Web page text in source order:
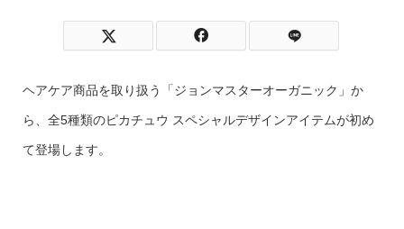
ヘアケア商品を取り扱う「ジョンマスターオーガニック」か
ら、全5種類のピカチュウ スペシャルデザインアイテムが初め
て登場します。